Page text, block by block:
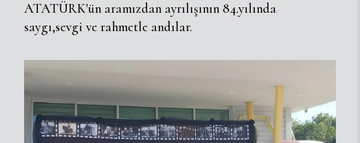
ATATÜRK'ün aramızdan ayrılışının 84.yılında
saygı,sevgi ve rahmetle andılar.